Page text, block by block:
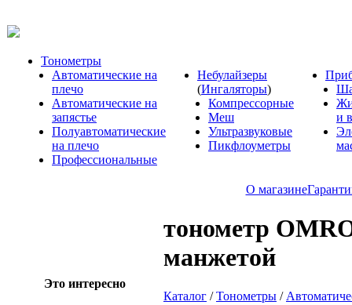
Тонометры
Автоматические на
плечо
Автоматические на
запястье
Полуавтоматические
на плечо
Профессиональные
Небулайзеры
(Ингаляторы)
Компрессорные
Меш
Ультразвуковые
Пикфлоуметры
и
О магазине
Это интересно
тонометр
манжетой
Каталог /Тонометры /